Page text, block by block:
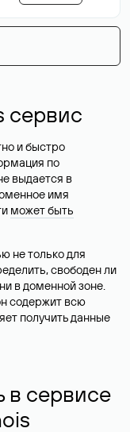
сервис
и быстро
по
выдается в
имя
может быть
не только для
свободен ли
в доменной зоне.
содержит всю
получить данные
в сервисе